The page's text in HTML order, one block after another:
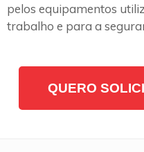
pelos equipamentos
trabalho e para a
QUERO